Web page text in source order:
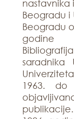
nastavnika
Beogradu i
Beogradu
godine
saradnika
1963.